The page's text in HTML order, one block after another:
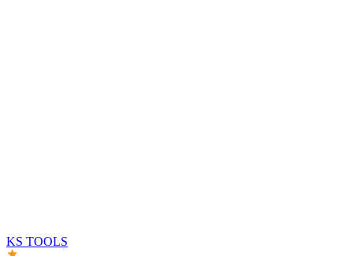
KS TOOLS